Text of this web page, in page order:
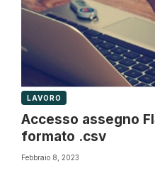
LAVORO
Accesso assegno
formato .csv
Febbraio 8, 2023